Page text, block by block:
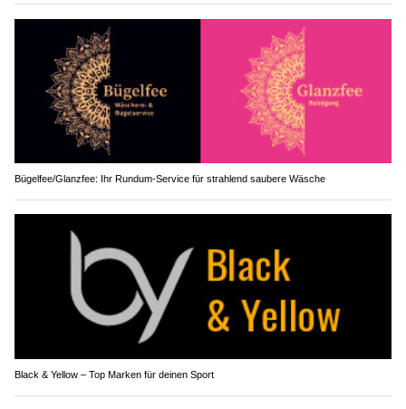
Bügelfee/Glanzfee: Ihr Rundum-Service für strahlend saubere Wäsche
Black & Yellow – Top Marken für deinen Sport